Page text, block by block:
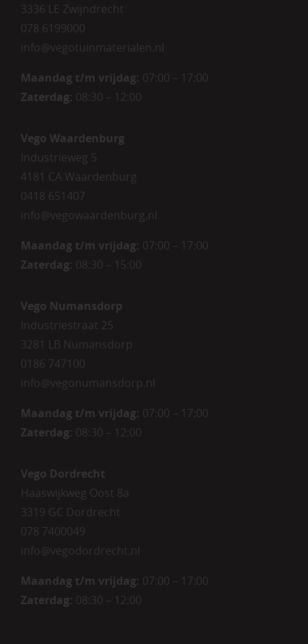
3336 LE Zwijndrecht
078 6199000
info@vegotuinmaterialen.nl
Maandag t/m vrijdag: 07:00 – 17:00
Zaterdag: 08:30 – 12:00
Vego Waardenburg
Industrieweg 5
4181 CA Waardenburg
0418 651407
info@vegowaardenburg.nl
Maandag t/m vrijdag: 07:00 – 17:00
Zaterdag: 08:30 – 15:00
Vego Numansdorp
Industriestraat 25
3281 LB Numansdorp
0186 747100
info@vegonumansdorp.nl
Maandag t/m vrijdag: 07:00 – 17:00
Zaterdag: 08:30 – 12:00
Vego Dordrecht
Haaswijkweg Oost 8a
3319 GC Dordrecht
078 7400049
info@vegodordrecht.nl
Maandag t/m vrijdag: 07:00 – 17:00
Zaterdag: 08:30 – 12:00